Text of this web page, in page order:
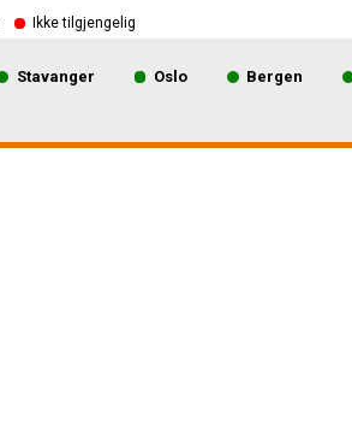
Ikke tilgjengelig
Stavanger Oslo Bergen